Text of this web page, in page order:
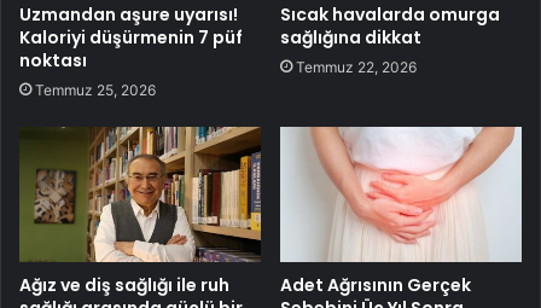
Uzmandan aşure uyarısı!
Kaloriyi düşürmenin 7 püf
noktası
Temmuz 25, 2026
Sıcak havalarda omurga
sağlığına dikkat
Temmuz 22, 2026
Ağız ve diş sağlığı ile ruh
Adet Ağrısının Gerçek